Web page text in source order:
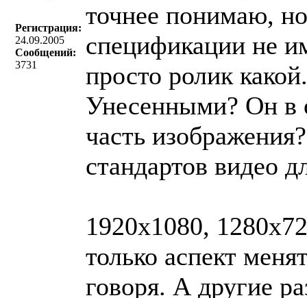
Регистрация:
24.09.2005
Сообщений:
3731
точнее понимаю,
спецификации не
просто ролик
Унесенными? Он в
часть
стандартов видео
1920x1080,
только аспект
говоря. А другие